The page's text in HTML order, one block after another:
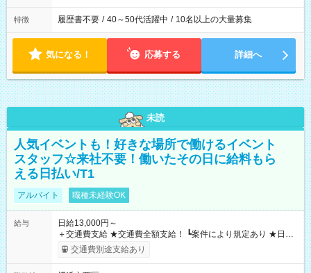
特徴 履歴書不要 / 40～50代活躍中 / 10名以上の大量募集
気になる！ 応募する 詳細へ
未読
人気イベントも！好きな場所で働けるイベント
スタッフ☆来社不要！働いたその日に給料もら
える日払い/T1
アルバイト 職種未経験OK
給与
日給13,000円～
＋交通費支給 ★交通費全額支給！ ┗案件により規定あり ★日払
いOK！（規定あり） ┗働いたその日に現金GET♪ お仕事後はコ
ンビニATMから 日払い分を引き落とせます！ 【試用期間】試
交通費別途支給あり